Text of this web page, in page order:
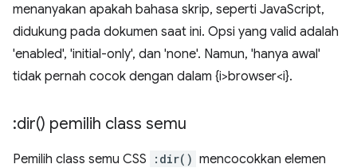
menanyakan apakah bahasa skrip, seperti JavaScript,
didukung pada dokumen saat ini. Opsi yang valid adalah
'enabled', 'initial-only', dan 'none'. Namun, 'hanya awal'
tidak pernah cocok dengan dalam {i>browser<i}.
:dir() pemilih class semu
Pemilih class semu CSS :dir() mencocokkan elemen